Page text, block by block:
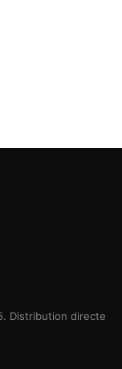
Distribution directe